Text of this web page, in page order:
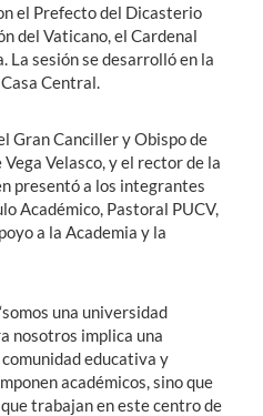
el Prefecto del Dicasterio
del Vaticano, el Cardenal
La sesión se desarrolló en la
Central.
Gran Canciller y Obispo de
Velasco, y el rector de la
presentó a los integrantes
Académico, Pastoral PUCV,
a la Academia y la
una universidad
nosotros implica una
educativa y
académicos, sino que
trabajan en este centro de